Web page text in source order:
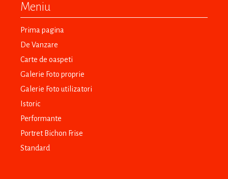
Meniu
Prima pagina
De Vanzare
Carte de oaspeti
Galerie Foto proprie
Galerie Foto utilizatori
Istoric
Performante
Portret Bichon Frise
Standard